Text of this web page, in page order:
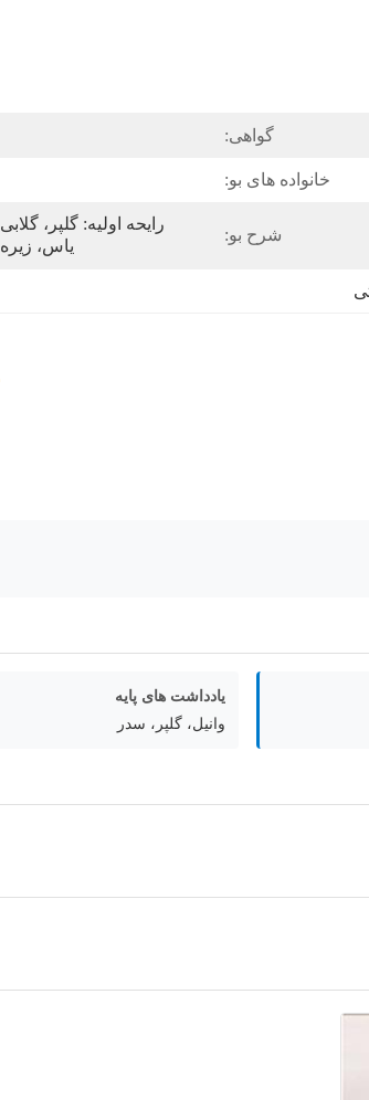
گواهی:
خانواده های بو:
شرح بو:
یاس، زیره
یادداشت های پایه
وانیل، گلپر، سدر